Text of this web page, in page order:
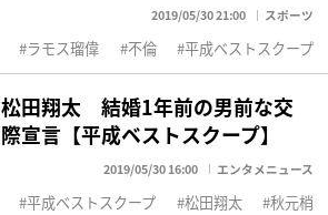
2019/05/30 21:00 スポーツ
ラモス瑠偉 不倫 平成ベストスクープ
松田翔太 結婚1年前の男前な交
際宣言【平成ベストスクープ】
2019/05/30 16:00 エンタメニュース
平成ベストスクープ 松田翔太 秋元梢